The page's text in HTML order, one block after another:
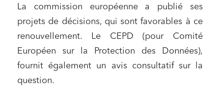
La commission européenne a publié ses
projets de décisions, qui sont favorables à ce
renouvellement. Le CEPD (pour Comité
Européen sur la Protection des Données),
fournit également un avis consultatif sur la
question.